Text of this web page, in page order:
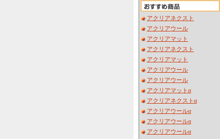
アクリアネクスト
アクリアウール
アクリアマット
アクリアネクスト
アクリアマット
アクリアウール
アクリアウール
アクリアマットα
アクリアネクストα
アクリアウールα
アクリアウールα
アクリアウールα